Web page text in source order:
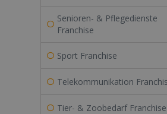
Senioren- & Pflegedienste
Franchise
Sport Franchise
Telekommunikation
Tier- & Zoobedarf Franchise